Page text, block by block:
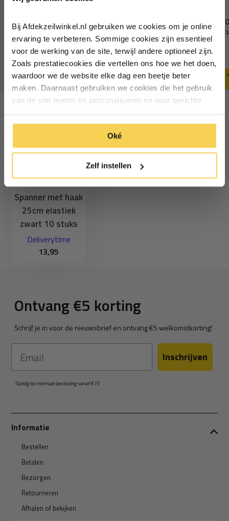
Bij Afdekzeilwinkel.nl gebruiken we cookies om je online
ervaring te verbeteren. Sommige cookies zijn essentieel
voor de werking van de site, terwijl andere optioneel zijn.
Zoals prestatiecookies die vertellen ons hoe we het doen,
waardoor we de website elke dag een beetje beter
maken. Daarnaast gebruiken we cookies die het gebruik
van de site meten en personaliseren en voor gerichte
manier. Klik op 'Oké' om alle cookies te accepteren. Of
klik op ‘alleen essentiele’ als je niet akkoord gaat met
cookies.
Oké
Zelf instellen
Spanner met haak 13cm
elastiek zwart 10 stuks
9,49
Deliverytime
Spanner met haak
elastiek zwart 10
11,55
Deliverytime
Recent bekeken
Spanner met haak
25cm elastiek
zwart 10 stuks
Deliverytime
13,95
Ontvang €5 korting
Schrijf je in voor de nieuwsbrief en ontvang €5 welkomstkorting!
Email Inschrijven
*Geldig bij minimale besteding vanaf €75
Informatie
Bestellen
Betalen
Bezorgen
Retourneren
Afhalen of bekijken
Vul je e-mailadres in‍⁪⁪
Particulier Zakelijk
Inschrijven
*Geldig bij minimale besteding vanaf €75